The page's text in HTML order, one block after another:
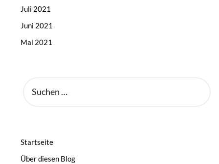
Juli 2021
Juni 2021
Mai 2021
NACH:
Startseite
Über diesen Blog